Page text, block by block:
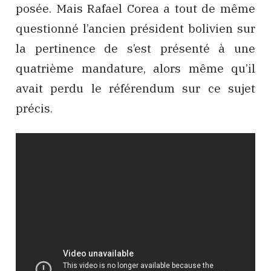
posée. Mais Rafael Corea a tout de même
questionné l’ancien président bolivien sur
la pertinence de s’est présenté à une
quatrième mandature, alors même qu’il
avait perdu le référendum sur ce sujet
précis.